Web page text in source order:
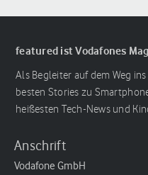
featured ist Vodafones
Als Begleiter auf dem Weg
besten Stories zu
heißesten Tech-News und
Anschrift
Vodafone GmbH